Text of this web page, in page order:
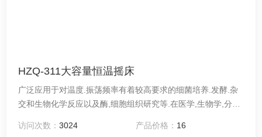
HZQ-311大容量恒温摇床
广泛应用于对温度.振荡频率有着较高要求的细菌培养.发酵.杂
交和生物化学反应以及酶,细胞组织研究等.在医学,生物学,分子
访问次数：3024 产品价格： 16